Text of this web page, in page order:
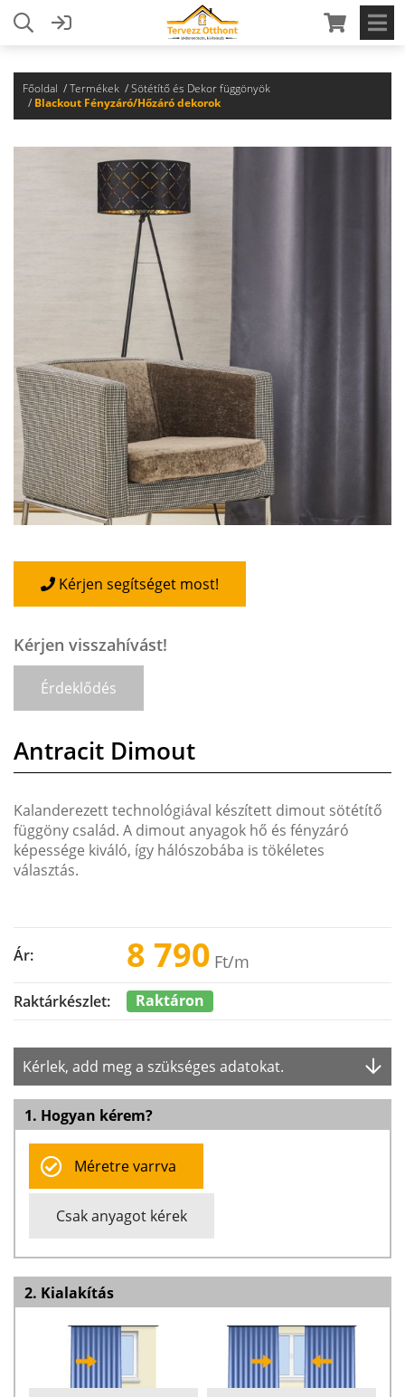
Főoldal Termékek
Sötétítő és Dekor függönyök
Blackout Fényzáró/Hőzáró dekorok
Kérjen segítséget most!
Kérjen visszahívást!
Érdeklődés
Antracit Dimout
Kalanderezett technológiával készített dimout sötétítő
függöny család. A dimout anyagok hő és fényzáró
képessége kiváló, így hálószobába is tökéletes
választás.
Ár: 8 790 Ft/m
Raktárkészlet: Raktáron
Kérlek, add meg a szükséges adatokat.
1. Hogyan kérem?
Méretre varrva
Csak anyagot kérek
2. Kialakítás